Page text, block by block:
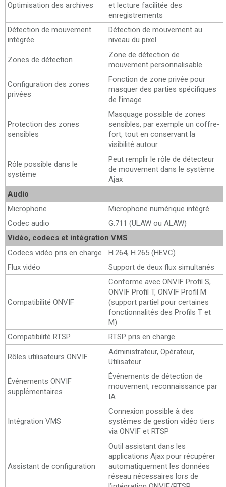
Optimisation des archives
et lecture facilitée des
enregistrements
Détection de mouvement
intégrée
Détection de mouvement au
niveau du pixel
Zones de détection
Zone de détection de
mouvement personnalisable
Configuration des zones
privées
Fonction de zone privée pour
masquer des parties spécifiques
de l’image
Protection des zones
sensibles
Masquage possible de zones
sensibles, par exemple un coffre-
fort, tout en conservant la
visibilité autour
Rôle possible dans le
système
Peut remplir le rôle de détecteur
de mouvement dans le système
Ajax
Audio
Microphone
Microphone numérique intégré
Codec audio
G.711 (ULAW ou ALAW)
Vidéo, codecs et intégration VMS
Codecs vidéo pris en charge
H.264, H.265 (HEVC)
Flux vidéo
Support de deux flux simultanés
Compatibilité ONVIF
Conforme avec ONVIF Profil S,
ONVIF Profil T, ONVIF Profil M
(support partiel pour certaines
fonctionnalités des Profils T et
M)
Compatibilité RTSP
RTSP pris en charge
Rôles utilisateurs ONVIF
Administrateur, Opérateur,
Utilisateur
Événements ONVIF
supplémentaires
Événements de détection de
mouvement, reconnaissance par
IA
Intégration VMS
Connexion possible à des
systèmes de gestion vidéo tiers
via ONVIF et RTSP
Assistant de configuration
Outil assistant dans les
applications Ajax pour récupérer
automatiquement les données
réseau nécessaires lors de